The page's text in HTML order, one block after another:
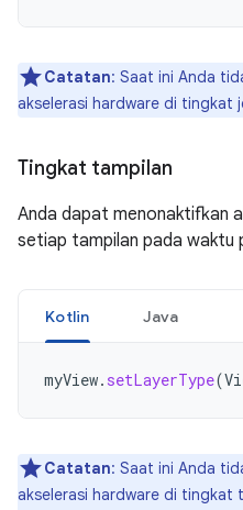
Catatan: Saat ini Anda
akselerasi hardware di tingkat
Tingkat tampilan
Anda dapat menonaktifkan
setiap tampilan pada waktu
Kotlin Java
myView. setLayerType(
Catatan: Saat ini Anda
akselerasi hardware di tingkat